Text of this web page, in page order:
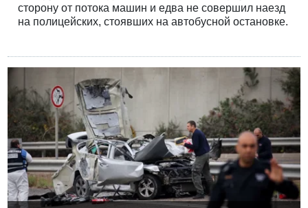
сторону от потока машин и едва не совершил наезд
на полицейских, стоявших на автобусной остановке.